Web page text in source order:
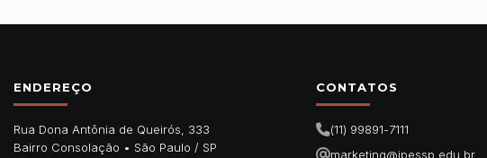
ENDEREÇO
Rua Dona Antônia de Queirós, 333
Bairro Consolação • São Paulo / SP
CONTATOS
(11) 99891-7111
marketing@ipessp.edu.br